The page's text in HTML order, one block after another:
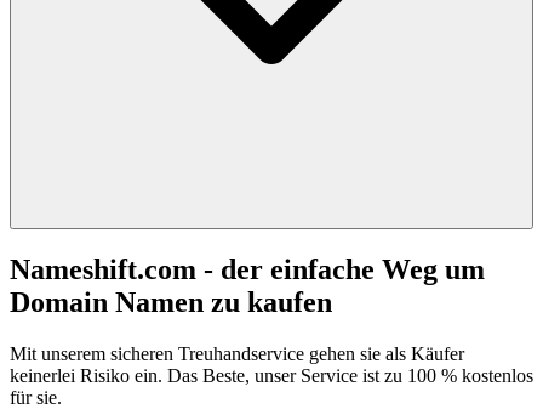
Nameshift.com - der einfache Weg um
Domain Namen zu kaufen
Mit unserem sicheren Treuhandservice gehen sie als Käufer
keinerlei Risiko ein. Das Beste, unser Service ist zu 100 % kostenlos
für sie.